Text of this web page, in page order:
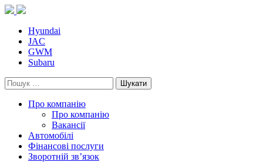
Skip
contentHyundai
JAC
GWM
Subaru
Пошук:
Про компанію
Про компанію
Вакансії
Автомобілі
Фінансові послуги
Зворотній зв’язок